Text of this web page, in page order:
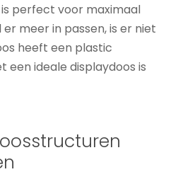
perfect voor maximaal
meer in passen, is er niet
heeft een plastic
een ideale displaydoos is